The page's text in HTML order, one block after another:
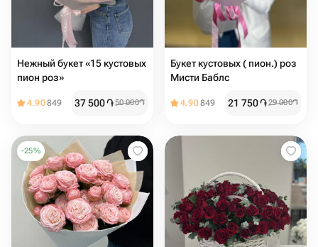
Нежный букет «15 кустовых
пион роз»
4.90849 37 500֏50 000֏
Букет кустовых ( пион.) роз
Мисти Баблс
4.90849 21 750֏29 000֏
-25%